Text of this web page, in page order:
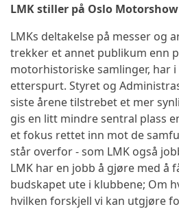
LMK stiller på Oslo
LMKs deltakelse på messer og
trekker et annet publikum enn
motorhistoriske samlinger, har
etterspurt. Styret og
siste årene tilstrebet et mer
gis en litt mindre sentral plass
et fokus rettet inn mot de
står overfor - som LMK også
LMK har en jobb å gjøre med å
budskapet ute i klubbene; Om
hvilken forskjell vi kan utgjøre